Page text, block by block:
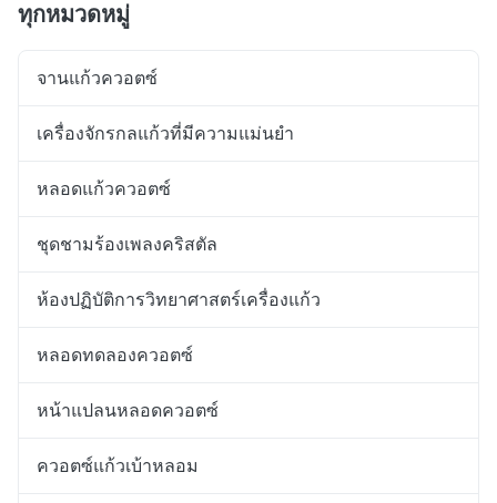
ทุกหมวดหมู่
จานแก้วควอตซ์
เครื่องจักรกลแก้วที่มีความแม่นยำ
หลอดแก้วควอตซ์
ชุดชามร้องเพลงคริสตัล
ห้องปฏิบัติการวิทยาศาสตร์เครื่องแก้ว
หลอดทดลองควอตซ์
หน้าแปลนหลอดควอตซ์
ควอตซ์แก้วเบ้าหลอม